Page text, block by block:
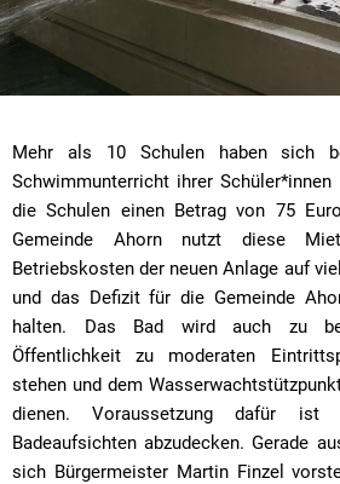
Mehr als 10 Schulen haben sich
Schwimmunterricht ihrer
die Schulen einen Betrag von 75
Gemeinde Ahorn nutzt diese
Betriebskosten der neuen Anlage auf
und das Defizit für die Gemeinde
halten. Das Bad wird auch zu
Öffentlichkeit zu moderaten
stehen und dem
dienen. Voraussetzung dafür ist
Badeaufsichten abzudecken. Gerade
sich Bürgermeister Martin Finzel